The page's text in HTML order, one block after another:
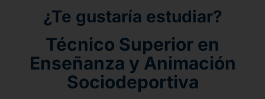
¿Te gustaría estudiar?
Técnico Superior en
Enseñanza y Animación
Sociodeportiva